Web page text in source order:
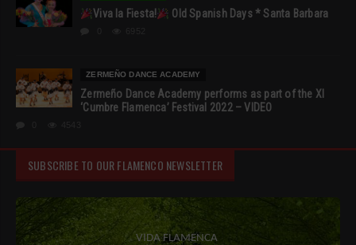
Viva la Fiesta! Old Spanish Days * Santa Barbara
ZERMEÑO DANCE ACADEMY
Zermeño Dance Academy performs as part of the XI
‘Cumbre Flamenca’ Festival 2022 – VIDEO
SUBSCRIBE TO OUR FLAMENCO NEWSLETTER